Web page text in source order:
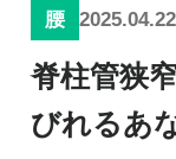
メ
再
腰 2025.04.22
脊柱管狭
びれるあ